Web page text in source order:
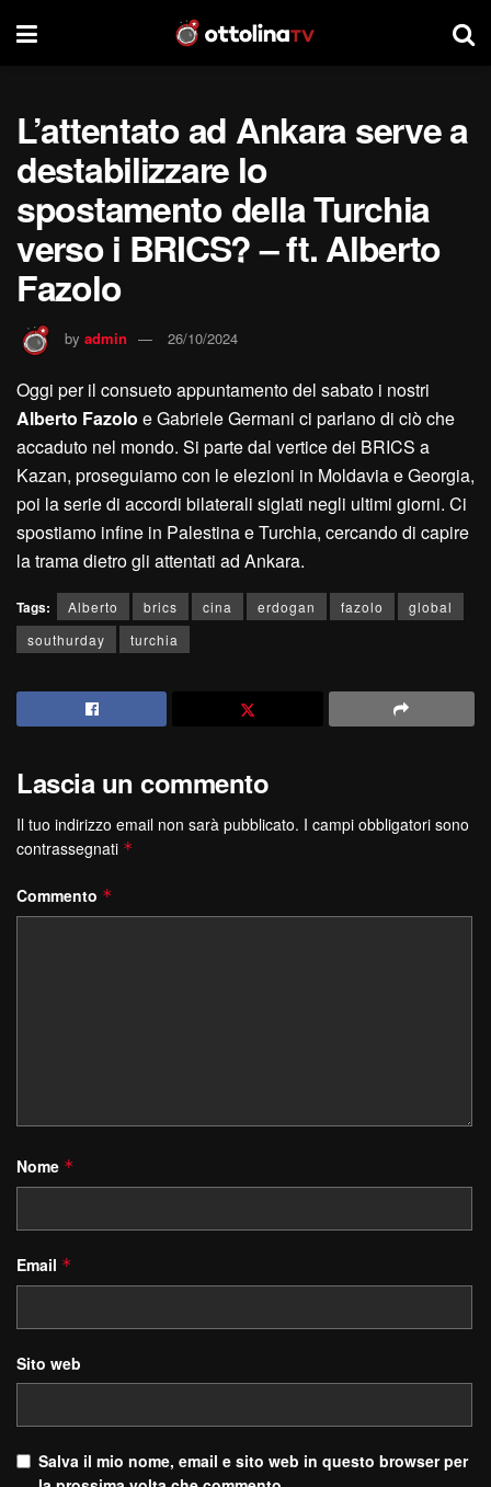
L’attentato ad Ankara serve a
destabilizzare lo
spostamento della Turchia
verso i BRICS? – ft. Alberto
Fazolo
by admin 26/10/2024
Oggi per il consueto appuntamento del sabato i nostri
Alberto Fazolo e Gabriele Germani ci parlano di ciò che
accaduto nel mondo. Si parte dal vertice dei BRICS a
Kazan, proseguiamo con le elezioni in Moldavia e Georgia,
poi la serie di accordi bilaterali siglati negli ultimi giorni. Ci
spostiamo infine in Palestina e Turchia, cercando di capire
la trama dietro gli attentati ad Ankara.
Tags: Alberto brics cina erdogan fazolo
global
southurday
turchia
Lascia un commento
Il tuo indirizzo email non sarà pubblicato. I campi obbligatori sono
contrassegnati *
Commento *
Nome *
Email *
Sito web
Salva il mio nome, email e sito web in questo browser per